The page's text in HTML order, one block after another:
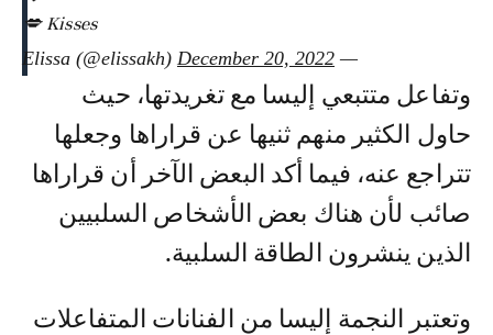
Kisses 💋
— Elissa (@elissakh)
December 20, 2022
وتفاعل متتبعي إليسا مع تغريدتها، حيث
حاول الكثير منهم ثنيها عن قراراها وجعلها
تتراجع عنه، فيما أكد البعض الآخر أن قراراها
صائب لأن هناك بعض الأشخاص السلبيين
الذين ينشرون الطاقة السلبية.
وتعتبر النجمة إليسا من الفنانات المتفاعلات